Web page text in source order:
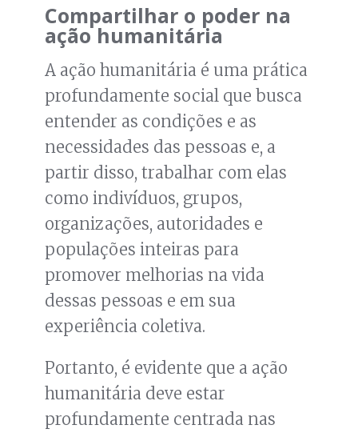
Compartilhar o poder na
ação humanitária
A ação humanitária é uma prática
profundamente social que busca
entender as condições e as
necessidades das pessoas e, a
partir disso, trabalhar com elas
como indivíduos, grupos,
organizações, autoridades e
populações inteiras para
promover melhorias na vida
dessas pessoas e em sua
experiência coletiva.
Portanto, é evidente que a ação
humanitária deve estar
profundamente centrada nas